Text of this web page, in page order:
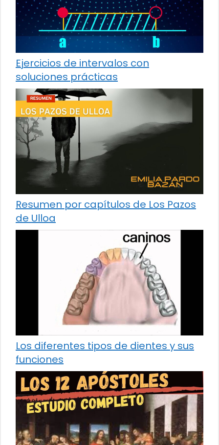
Ejercicios de intervalos con
soluciones prácticas
Resumen por capítulos de Los Pazos
de Ulloa
Los diferentes tipos de dientes y sus
funciones